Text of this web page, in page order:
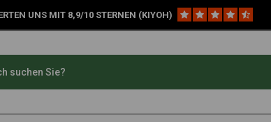
UNS MIT 8,9/10 STERNEN (KIYOH)